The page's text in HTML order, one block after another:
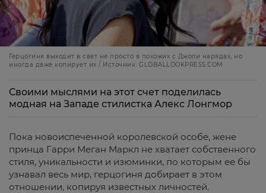
Герцогиня выходит в свет не просто в похожих с Джоли нарядах, но
иногда даже копирует их / Источник: GLOBALLOOKPRESS.COM
Своими мыслями на этот счет поделилась
модная на Западе стилистка Алекс Лонгмор
Пока новоиспеченной королевской особе, жене
принца Гарри Меган Маркл не хватает собственного
стиля, уникальности и изюминки, по которым ее бы
узнавал весь мир, герцогиня добирает в этом
отношении, копируя известных личностей.